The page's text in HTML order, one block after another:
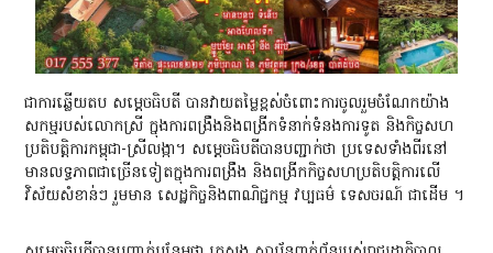
ជាការឆ្លើយតប សម្ដេចធិបតី បានវាយតម្លៃខ្ពស់ចំពោះការចូលរួមចំណែកយ៉ាង
សកម្មរបស់លោកស្រី ក្នុងការពង្រឹងនិងពង្រីកទំនាក់ទំនងការទូត និងកិច្ចសហ
ប្រតិបត្តិការកម្ពុជា-ស្រីលង្កា។ សម្ដេចធិបតីបានបញ្ជាក់ថា ប្រទេសទាំងពីរនៅ
មានលទ្ធភាពជាច្រើនទៀតក្នុងការពង្រឹង និងពង្រីកកិច្ចសហប្រតិបត្តិការលើ
វិស័យសំខាន់ៗ រួមមាន សេដ្ឋកិច្ចនិងពាណិជ្ជកម្ម វប្បធម៌ ទេសចរណ៍ ជាដើម ។